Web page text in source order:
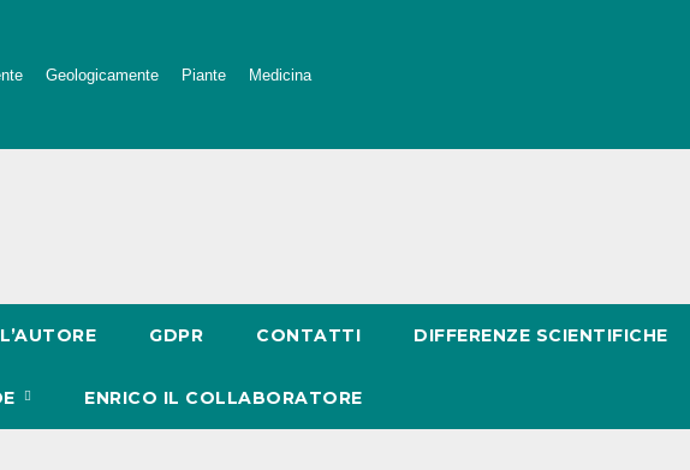
Geologicamente Piante Medicina
L’AUTORE GDPR CONTATTI DIFFERENZE SCIENTIFICHE
ENRICO IL COLLABORATORE